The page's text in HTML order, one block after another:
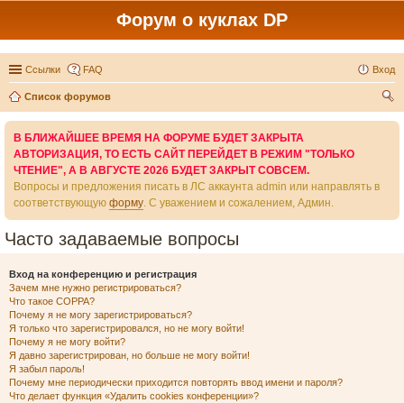
Форум о куклах DP
Ссылки FAQ Вход
Список форумов
В БЛИЖАЙШЕЕ ВРЕМЯ НА ФОРУМЕ БУДЕТ ЗАКРЫТА
АВТОРИЗАЦИЯ, ТО ЕСТЬ САЙТ ПЕРЕЙДЕТ В РЕЖИМ "ТОЛЬКО
ЧТЕНИЕ", А В АВГУСТЕ 2026 БУДЕТ ЗАКРЫТ СОВСЕМ.
Вопросы и предложения писать в ЛС аккаунта admin или направлять в
соответствующую форму. С уважением и сожалением, Админ.
Часто задаваемые вопросы
Вход на конференцию и регистрация
Зачем мне нужно регистрироваться?
Что такое COPPA?
Почему я не могу зарегистрироваться?
Я только что зарегистрировался, но не могу войти!
Почему я не могу войти?
Я давно зарегистрирован, но больше не могу войти!
Я забыл пароль!
Почему мне периодически приходится повторять ввод имени и пароля?
Что делает функция «Удалить cookies конференции»?